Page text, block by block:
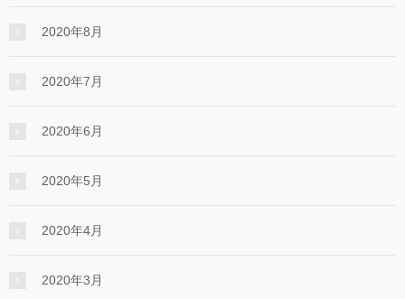
2020年8月
2020年7月
2020年6月
2020年5月
2020年4月
2020年3月